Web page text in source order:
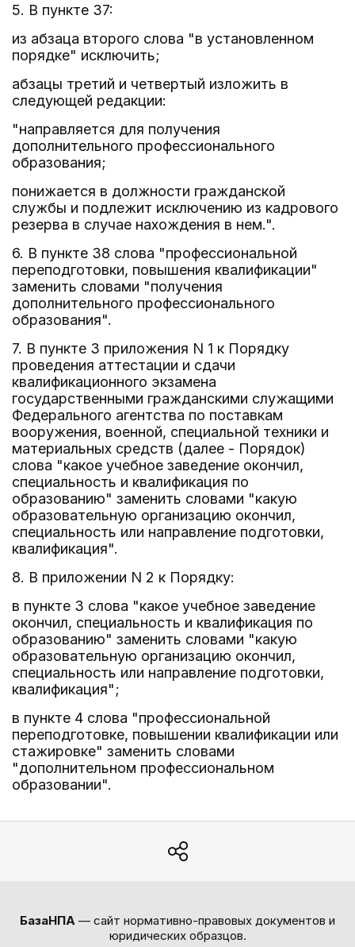
5. В пункте 37:
из абзаца второго слова "в установленном
порядке" исключить;
абзацы третий и четвертый изложить в
следующей редакции:
"направляется для получения
дополнительного профессионального
образования;
понижается в должности гражданской
службы и подлежит исключению из кадрового
резерва в случае нахождения в нем.".
6. В пункте 38 слова "профессиональной
переподготовки, повышения квалификации"
заменить словами "получения
дополнительного профессионального
образования".
7. В пункте 3 приложения N 1 к Порядку
проведения аттестации и сдачи
квалификационного экзамена
государственными гражданскими служащими
Федерального агентства по поставкам
вооружения, военной, специальной техники и
материальных средств (далее - Порядок)
слова "какое учебное заведение окончил,
специальность и квалификация по
образованию" заменить словами "какую
образовательную организацию окончил,
специальность или направление подготовки,
квалификация".
8. В приложении N 2 к Порядку:
в пункте 3 слова "какое учебное заведение
окончил, специальность и квалификация по
образованию" заменить словами "какую
образовательную организацию окончил,
специальность или направление подготовки,
квалификация";
в пункте 4 слова "профессиональной
переподготовке, повышении квалификации или
стажировке" заменить словами
"дополнительном профессиональном
образовании".
БазаНПА — сайт нормативно-правовых документов и
юридических образцов.